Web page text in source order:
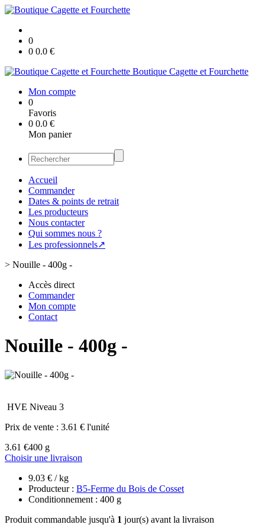
0
0 0.0 €
Boutique Cagette et Fourchette
Mon compte
0
Favoris
0 0.0 €
Mon panier
Accueil
Commander
Dates & points de retrait
Les producteurs
Nous contacter
Qui sommes nous ?
Les professionnels↗
> Nouille - 400g -
Accès direct
Commander
Mon compte
Contact
Nouille - 400g -
HVE Niveau 3
Prix de vente : 3.61 € l'unité
3.61 €400 g
Choisir une livraison
9.03 € / kg
Producteur : B5-Ferme du Bois de Cosset
Conditionnement : 400 g
Produit commandable jusqu'à 1 jour(s) avant la livraison